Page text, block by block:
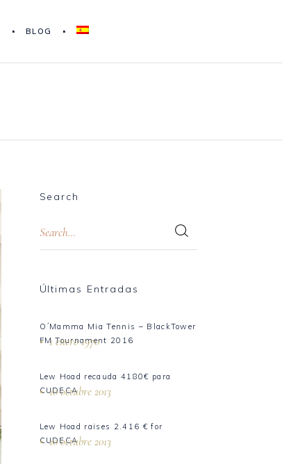
BLOG
Search
Últimas Entradas
O´Mamma Mia Tennis – BlackTower
FM Tournament 2016
1 enero 1970
Lew Hoad recauda 4180€ para
CUDECA
10 octubre 2013
Lew Hoad raises 2.416 € for
CUDECA
10 octubre 2013